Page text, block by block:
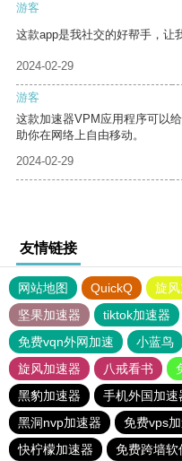
游客
这款app是我社交的好帮手，让
2024-02-29
游客
这款加速器VPM应用程序可以
助你在网络上自由移动。
2024-02-29
友情链接
网站地图 QuickQ 旋
坚果加速器
tiktok加速器
免费vqn外网加速
小蓝鸟
旋风加速器
八戒看书
黑豹加速器
手机外国加速
黑洞nvp加速器
免费vps
快柠檬加速器
免费跨墙软